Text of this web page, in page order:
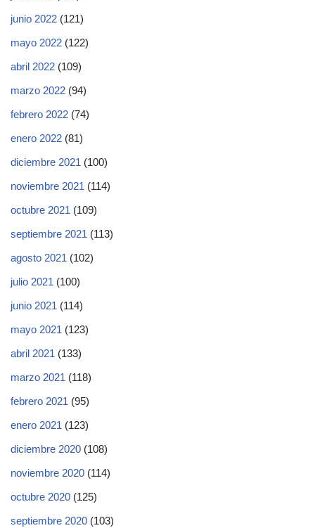
junio 2022 (121)
mayo 2022 (122)
abril 2022 (109)
marzo 2022 (94)
febrero 2022 (74)
enero 2022 (81)
diciembre 2021 (100)
noviembre 2021 (114)
octubre 2021 (109)
septiembre 2021 (113)
agosto 2021 (102)
julio 2021 (100)
junio 2021 (114)
mayo 2021 (123)
abril 2021 (133)
marzo 2021 (118)
febrero 2021 (95)
enero 2021 (123)
diciembre 2020 (108)
noviembre 2020 (114)
octubre 2020 (125)
septiembre 2020 (103)